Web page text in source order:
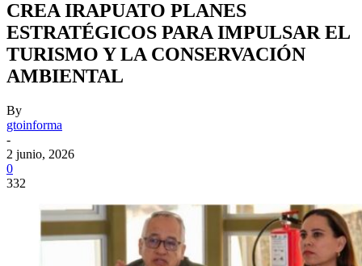
CREA IRAPUATO PLANES
ESTRATÉGICOS PARA IMPULSAR EL
TURISMO Y LA CONSERVACIÓN
AMBIENTAL
By
gtoinforma
-
2 junio, 2026
0
332